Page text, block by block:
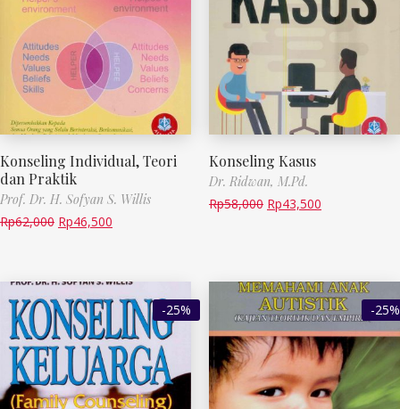
Konseling Individual, Teori
dan Praktik
Prof. Dr. H. Sofyan S. Willis
Rp62,000 Rp46,500
Konseling Kasus
Dr. Ridwan, M.Pd.
Rp58,000 Rp43,500
-25% -25%